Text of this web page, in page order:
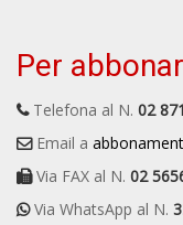
Per
Telefona al N. 02
Email a
Via FAX al N. 02
Via WhatsApp al N.